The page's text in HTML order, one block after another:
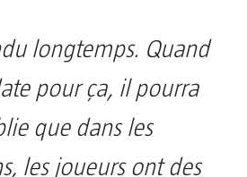
longtemps. Quand
pour ça, il pourra
que dans les
les joueurs ont des